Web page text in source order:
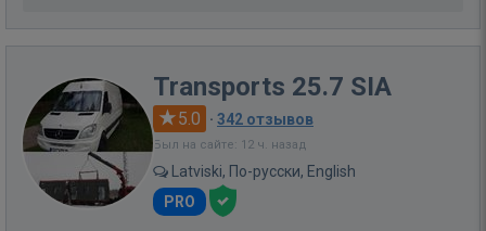
Transports 25.7 SIA
5.0 · 342 отзывов
Был на сайте: 12 ч. назад
Latviski, По-русски, English
PRO